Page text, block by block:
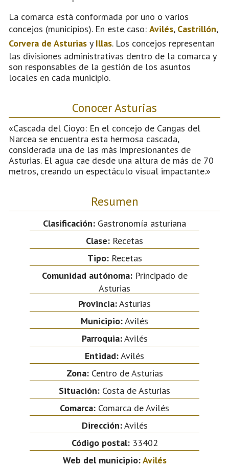
La comarca está conformada por uno o varios
concejos (municipios). En este caso: Avilés, Castrillón,
Corvera de Asturias y Illas. Los concejos representan
las divisiones administrativas dentro de la comarca y
son responsables de la gestión de los asuntos
locales en cada municipio.
Conocer Asturias
«Cascada del Cioyo: En el concejo de Cangas del
Narcea se encuentra esta hermosa cascada,
considerada una de las más impresionantes de
Asturias. El agua cae desde una altura de más de 70
metros, creando un espectáculo visual impactante.»
Resumen
Clasificación: Gastronomía asturiana
Clase: Recetas
Tipo:Recetas
Comunidad autónoma:Principado de
Asturias
Provincia:Asturias
Municipio:Avilés
Parroquia:Avilés
Entidad:Avilés
Zona:Centro de Asturias
Situación: Costa de Asturias
Comarca: Comarca de Avilés
Dirección:Avilés
Código postal:33402
Web del municipio:Avilés